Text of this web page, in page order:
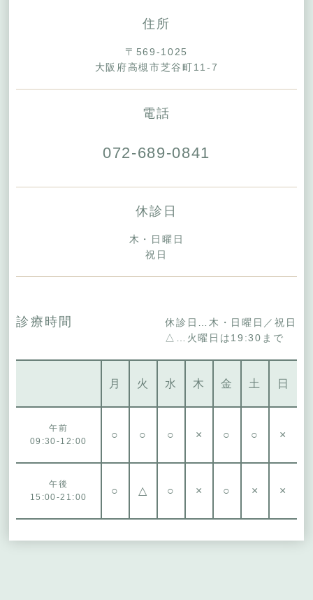
住所
〒569-1025
大阪府高槻市芝谷町11-7
電話
072-689-0841
休診日
木・日曜日
祝日
診療時間
休診日…木・日曜日／祝日
△…火曜日は19:30まで
月 火 水 木 金 土 日
午前
09:30-12:00
○ ○ ○ × ○ ○ ×
午後
15:00-21:00
○ △ ○ × ○ × ×